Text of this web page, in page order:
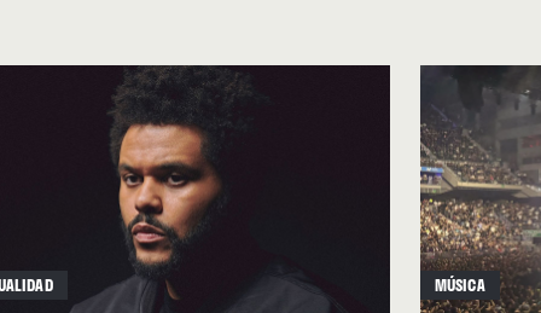
–las músicas que
Yerai Cortés, quien
por su austero
contenida en sus 23
de sus pasajes,
se expresa como siempre
Para componer
MÚSICA